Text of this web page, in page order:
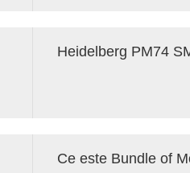
Ce este Bundle of